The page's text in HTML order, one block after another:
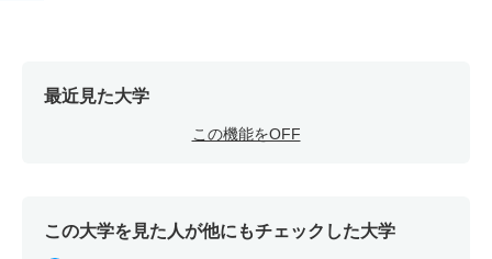
最近見た大学
この機能をOFF
この大学を見た人が他にもチェックした大学